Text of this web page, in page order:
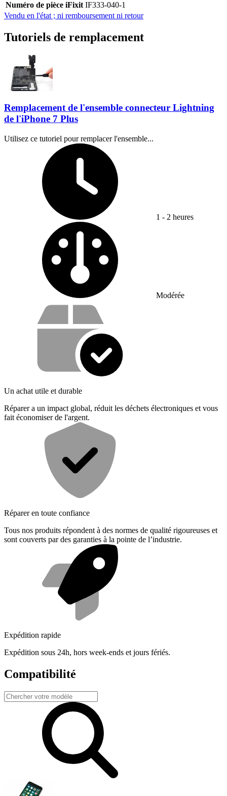
Numéro de pièce iFixit IF333-040-1
Vendu en l'état ; ni remboursement ni retour
Tutoriels de remplacement
Remplacement de l'ensemble connecteur Lightning
de l'iPhone 7 Plus
Utilisez ce tutoriel pour remplacer l'ensemble...
1 - 2 heures
Modérée
Vos avantages
Un achat utile et durable
Réparer a un impact global, réduit les déchets électroniques et vous
fait économiser de l'argent.
Réparer en toute confiance
Tous nos produits répondent à des normes de qualité rigoureuses et
sont couverts par des garanties à la pointe de l’industrie.
Expédition rapide
Expédition sous 24h, hors week-ends et jours fériés.
Compatibilité